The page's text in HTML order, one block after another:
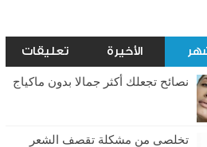
الأخيرة تعليقات
نصائح تجعلك أكثر جمالا بدون ماكياج
تخلصى من مشكلة تقصف الشعر